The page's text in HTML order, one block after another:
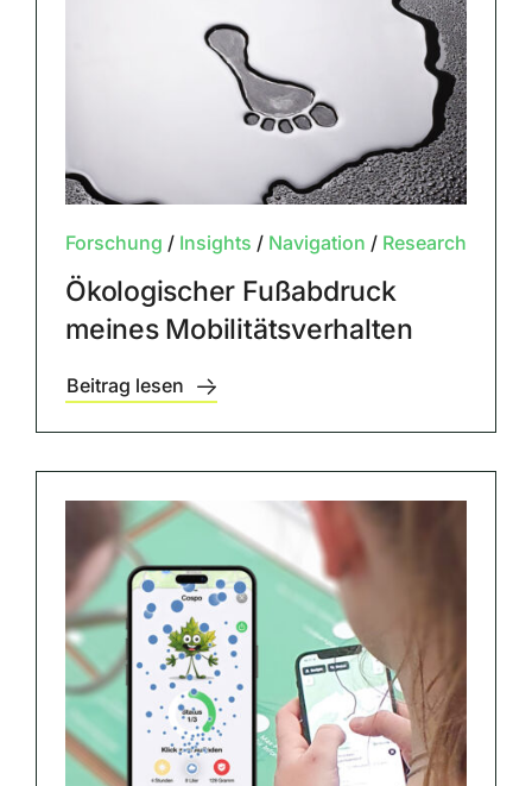
Forschung / Insights / Navigation / Research
Ökologischer Fußabdruck
meines Mobilitätsverhalten
Beitrag lesen